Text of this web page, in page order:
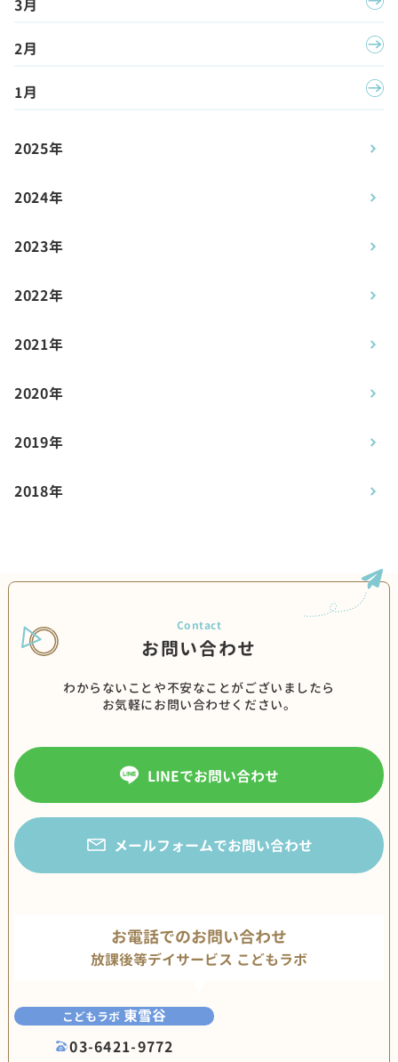
3月
2月
1月
2025年
2024年
2023年
2022年
2021年
2020年
2019年
2018年
お問い合わせ
わからないことや不安なことがございましたら
お気軽にお問い合わせください。
LINEでお問い合わせ
メールフォームでお問い合わせ
お電話でのお問い合わせ
放課後等デイサービス こどもラボ
こどもラボ 東雪谷
03-6421-9772